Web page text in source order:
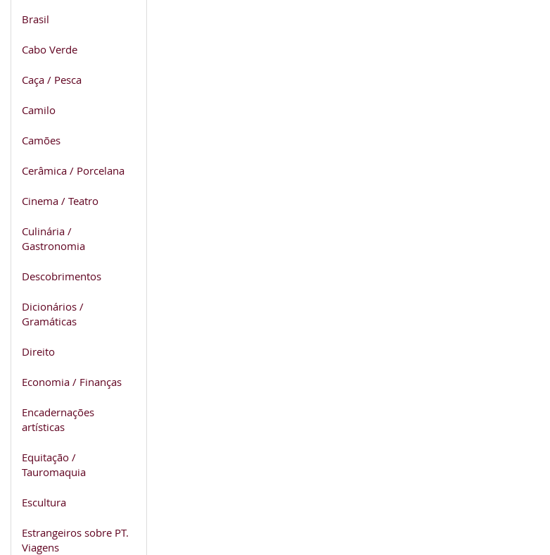
Brasil
Cabo Verde
Caça / Pesca
Camilo
Camões
Cerâmica / Porcelana
Cinema / Teatro
Culinária /
Gastronomia
Descobrimentos
Dicionários /
Gramáticas
Direito
Economia / Finanças
Encadernações
artísticas
Equitação /
Tauromaquia
Escultura
Estrangeiros sobre PT.
Viagens